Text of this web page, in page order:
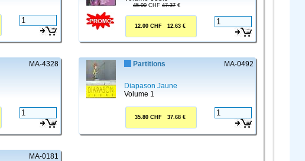
45.00 CHF 47.37 €
12.00 CHF 12.63 €
MA-4328 Partitions MA-0492
Diapason Jaune
Volume 1
35.80 CHF 37.68 €
MA-0181